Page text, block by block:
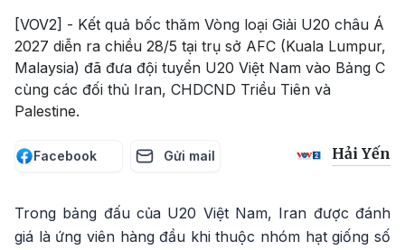
[VOV2] - Kết quả bốc thăm Vòng loại Giải U20 châu Á
2027 diễn ra chiều 28/5 tại trụ sở AFC (Kuala Lumpur,
Malaysia) đã đưa đội tuyển U20 Việt Nam vào Bảng C
cùng các đối thủ Iran, CHDCND Triều Tiên và
Palestine.
Facebook Gửi mail Hải Yến
Trong bảng đấu của U20 Việt Nam, Iran được đánh
giá là ứng viên hàng đầu khi thuộc nhóm hạt giống số